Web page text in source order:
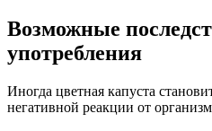
Возможные
употребления
Иногда цветная капуста
негативной реакции от